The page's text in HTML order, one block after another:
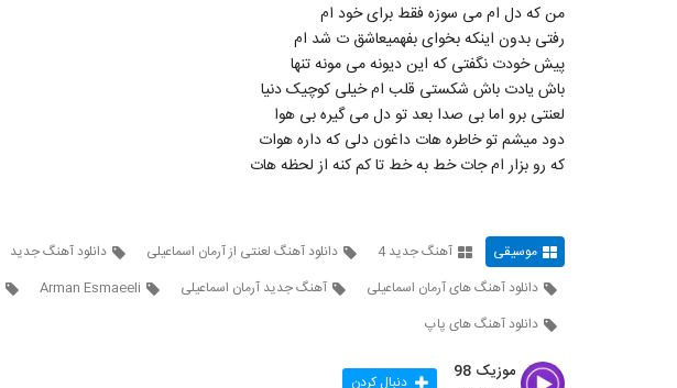
من که دل ام می سوزه فقط برای خود ام
رفتی بدون اینکه بخوای بفهمیعاشق ت شد ام
پیش خودت نگفتی که این دیونه می مونه تنها
باش یادت باش شکستی قلب ام خیلی کوچیک دنیا
لعنتی برو اما بی صدا بعد تو دل می گیره بی هوا
دود میشم تو خاطره هات داغون دلی که داره هوات
که رو بزار ام جات خط به خط تا کم کنه از لحظه هات
موسیقی آهنگ جدید 4 دانلود آهنگ لعنتی از آرمان اسماعیلی
دانلود آهنگ جدید
دانلود آهنگ های آرمان اسماعیلی
آهنگ جدید آرمان اسماعیلی Arman Esmaeeli
دانلود آهنگ های پاپ
موزیک 98 دنبال کردن